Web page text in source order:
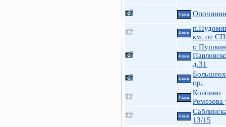
4 ккв.
4 ккв.
км. от
4 ккв.
г.
д.31
4 ккв.
пр.
4 ккв.
Колпино
Ремезова
4 ккв.
13/15